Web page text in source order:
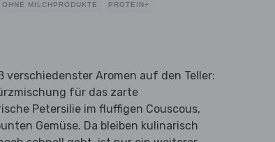
OHNE MILCHPRODUKTE PROTEIN+
Aromen auf den Teller:
für das zarte
Petersilie im fluffigen Couscous,
Gemüse. Da bleiben kulinarisch